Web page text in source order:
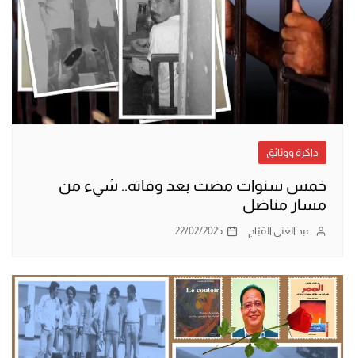
ذاكرة ووثائق
خمس سنوات مضت بعد وفاته.. شيء من
مسار مناضل
عبد الغني القبّاج 22/02/2025